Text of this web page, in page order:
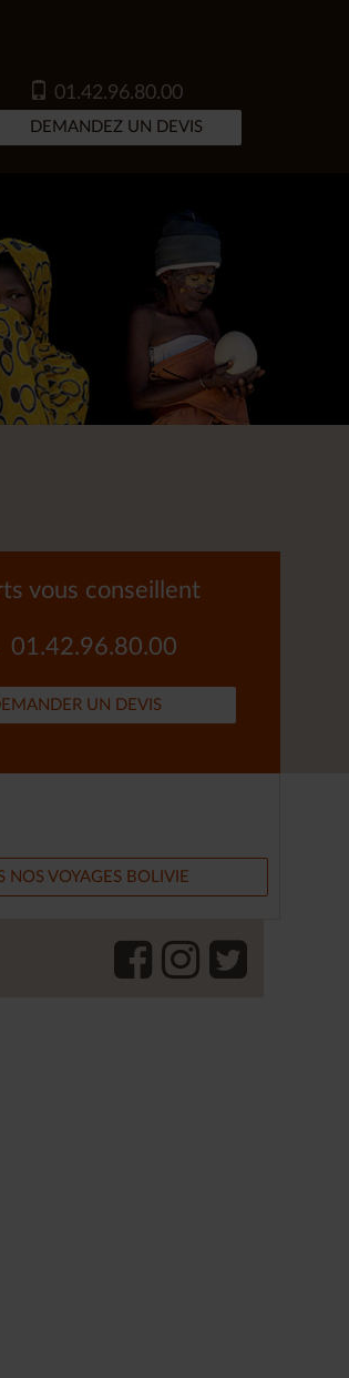
01.42.96.80.00
DEMANDEZ UN DEVIS
vous conseillent
01.42.96.80.00
UN DEVIS
NOS VOYAGES BOLIVIE